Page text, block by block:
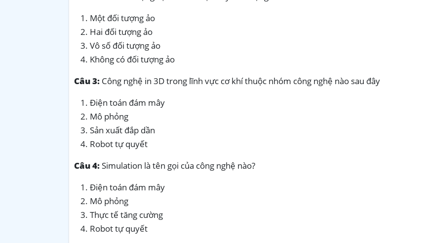
Một đối tượng ảo
Hai đối tượng ảo
Vô số đối tượng ảo
Không có đối tượng ảo
Câu 3: Công nghệ in 3D trong lĩnh vực cơ khí thuộc nhóm công nghệ nào sau đây
Điện toán đám mây
Mô phỏng
Sản xuất đắp dần
Robot tự quyết
Câu 4:Simulation là tên gọi của công nghệ nào?
Điện toán đám mây
Mô phỏng
Thực tế tăng cường
Robot tự quyết